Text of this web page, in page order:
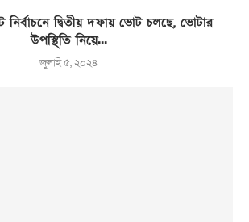
নির্বাচনে দ্বিতীয় দফায় ভোট চলছে, ভোটার
উপস্থিতি নিয়ে...
জুলাই ৫, ২০২৪